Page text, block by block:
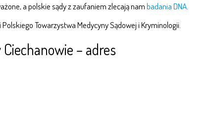
a polskie sądy z zaufaniem zlecają nambadania DNA
Towarzystwa Medycyny Sądowej i Kryminologii.
– adres